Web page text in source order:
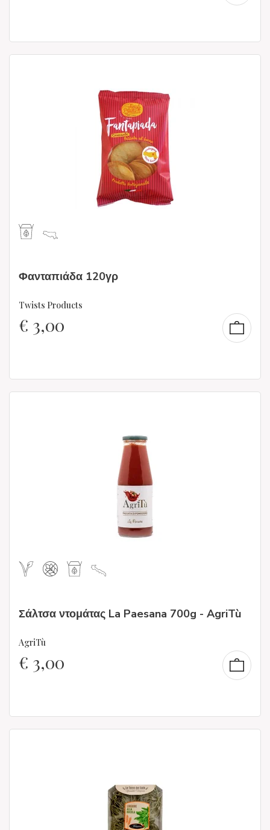
Φανταπιάδα 120γρ
Twists Products
€ 3,00
Σάλτσα ντομάτας La Paesana 700g - AgriTù
AgriTù
€ 3,00